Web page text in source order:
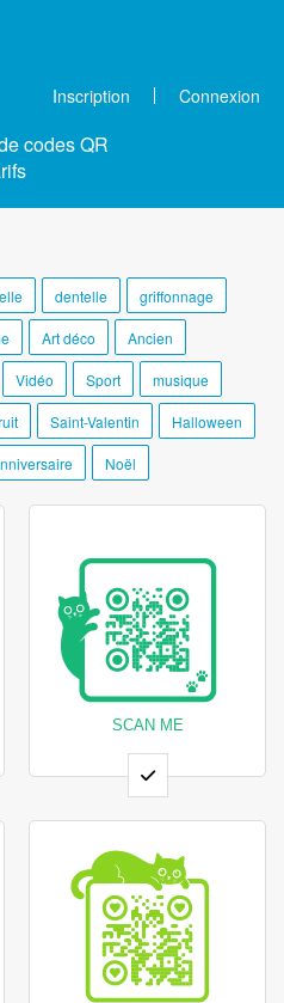
Inscription Connexion
codes QR
dentelle griffonnage
Art déco Ancien
Vidéo Sport musique
Saint-Valentin Halloween
Noël